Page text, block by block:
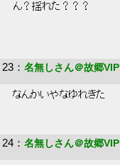
ん？揺れた？？？
23 ： 名無しさん＠故郷VIP
なんかいやなゆれきた
24 ： 名無しさん＠故郷VIP